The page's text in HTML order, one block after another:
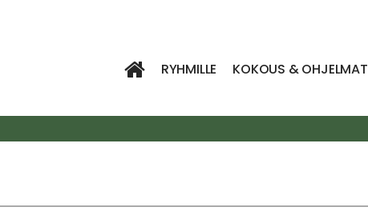
RYHMILLE KOKOUS & OHJELMAT